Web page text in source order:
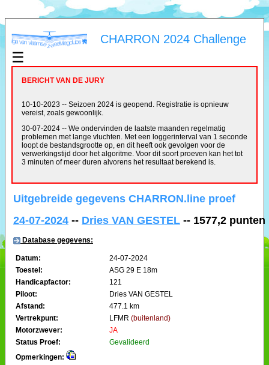
CHARRON 2024 Challenge
☰
BERICHT VAN DE JURY
10-10-2023 -- Seizoen 2024 is geopend. Registratie is opnieuw
vereist, zoals gewoonlijk.
30-07-2024 -- We ondervinden de laatste maanden regelmatig
problemen met lange vluchten. Met een loggerinterval van 1 seconde
loopt de bestandsgrootte op, en dit heeft ook gevolgen voor de
verwerkingstijd door het algoritme. Voor dit soort proeven kan het tot
3 minuten of meer duren alvorens het resultaat berekend is.
Uitgebreide gegevens CHARRON.line proef
24-07-2024 -- Dries VAN GESTEL -- 1577,2 punten
Database gegevens:
Datum:
24-07-2024
Toestel:
ASG 29 E 18m
Handicapfactor:
121
Piloot:
Dries VAN GESTEL
Afstand:
477.1 km
Vertrekpunt:
LFMR (buitenland)
Motorzwever:
JA
Status Proef:
Gevalideerd
Opmerkingen: